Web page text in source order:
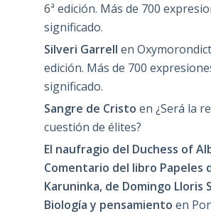
6ª edición. Más de 700
significado.
Silveri Garrell en
edición. Más de 700
significado.
Sangre de Cristo en ¿Será la
cuestión de élites?
El naufragio del Duchess of
Comentario del libro Papeles
Karuninka, de Domingo Lloris
Biología y pensamiento en